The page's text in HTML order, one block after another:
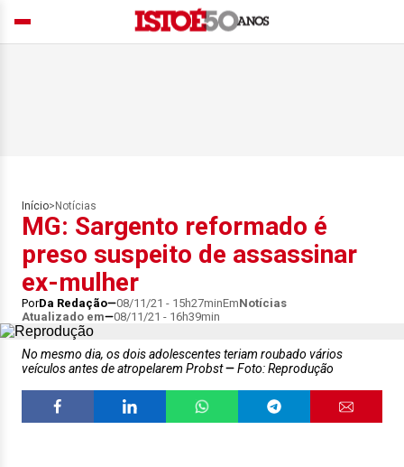
Início> Notícias
MG: Sargento reformado é
preso suspeito de assassinar
ex-mulher
PorDa Redação 08/11/21 - 15h27minEmNotícias
Atualizado em
08/11/21 - 16h39min
No mesmo dia, os dois adolescentes teriam roubado vários
veículos antes de atropelarem Probst
Foto: Reprodução